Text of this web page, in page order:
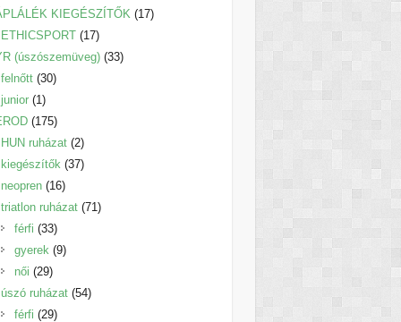
termék
KIEGÉSZÍTŐK 1717
ETHICSPORT 1717
termék
(úszószemüveg) 3333
felnőtt 3030
junior 11
termék
175175
termék
HUN ruházat 22
termék
kiegészítők 3737
neopren 1616
termék
triatlon ruházat 7171
férfi 3333
termék
gyerek 99
női 2929
termék
úszó ruházat 5454
férfi 2929